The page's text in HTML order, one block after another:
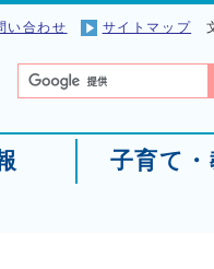
い合わせ サイトマップ
子育て